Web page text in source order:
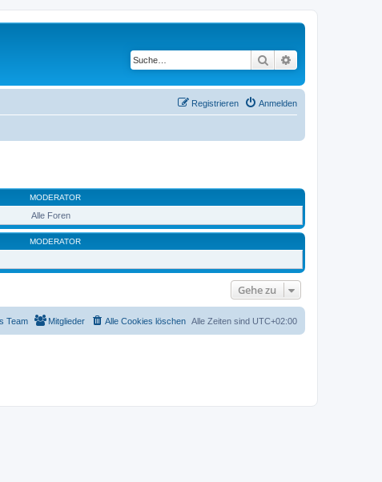
Suche
Anmelden
Registrieren
MODERATOR
Alle Foren
MODERATOR
Gehe zu
Alle Zeiten sind UTC+02:00
Alle Cookies löschen
Mitglieder
Team